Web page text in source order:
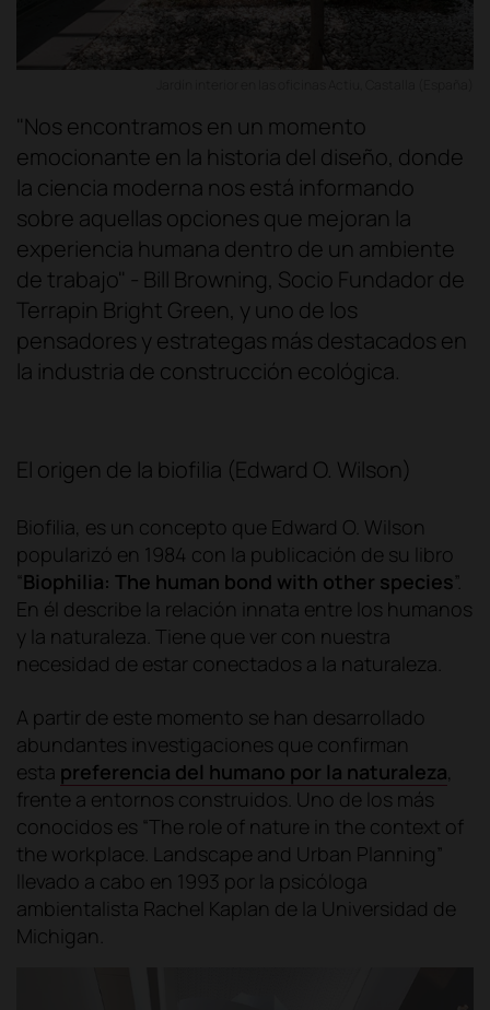
"Nos encontramos en un momento
emocionante en la historia del diseño, donde
la ciencia moderna nos está informando
sobre aquellas opciones que mejoran la
experiencia humana dentro de un ambiente
de trabajo" - Bill Browning, Socio Fundador de
Terrapin Bright Green, y uno de los
pensadores y estrategas más destacados en
la industria de construcción ecológica.
El origen de la biofilia (Edward O. Wilson)
Biofilia, es un concepto que Edward O. Wilson
popularizó en 1984 con la publicación de su libro
“Biophilia: The human bond with other species”.
En él describe la relación innata entre los humanos
y la naturaleza. Tiene que ver con nuestra
necesidad de estar conectados a la naturaleza.
A partir de este momento se han desarrollado
abundantes investigaciones que confirman
esta preferencia del humano por la naturaleza
frente a entornos construidos. Uno de los más
conocidos es “The role of nature in the context of
the workplace. Landscape and Urban Planning”
llevado a cabo en 1993 por la psicóloga
ambientalista Rachel Kaplan de la Universidad de
Michigan.